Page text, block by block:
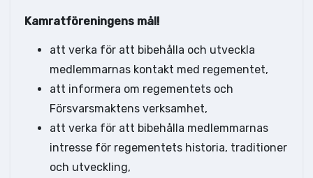
Kamratföreningens mål!
att verka för att bibehålla och utveckla
medlemmarnas kontakt med regementet,
att informera om regementets och
Försvarsmaktens verksamhet,
att verka för att bibehålla medlemmarnas
intresse för regementets historia, traditioner
och utveckling,